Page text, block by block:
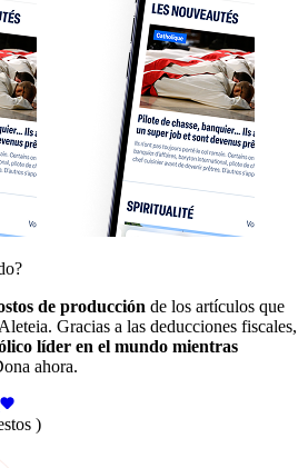
de producción de los artículos que
Gracias a las deducciones fiscales,
líder en el mundo mientras
ahora.
)